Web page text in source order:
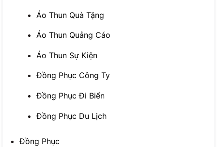
Áo Thun Quà Tặng
Áo Thun Quảng Cáo
Áo Thun Sự Kiện
Đồng Phục Công Ty
Đồng Phục Đi Biển
Đồng Phục Du Lịch
Đồng Phục